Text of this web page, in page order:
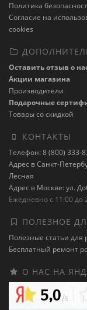
Политика
Cогласие на
cookies
Оставить отзыв о
Акции магазина
Производители
Подарочные
Товары со скидкой
КОНТАКТЫ
Телефон: 8 (800) 333-
Адрес в Санкт-
Лесная
Адрес в Москве: ул.
Ежедневно с 11:00 до
ПОЛЕЗНОЕ
Полезные статьи для
Бесплатный ремонт
О НАС НА